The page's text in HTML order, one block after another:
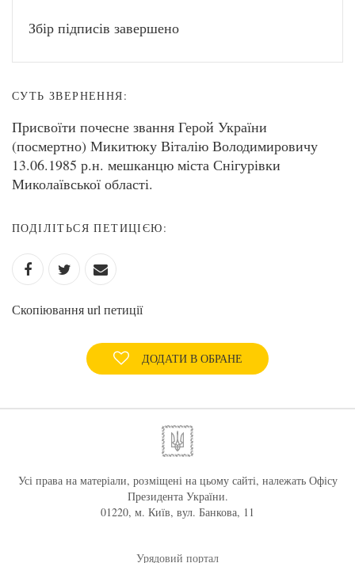
Збір підписів завершено
СУТЬ ЗВЕРНЕННЯ:
Присвоїти почесне звання Герой України
(посмертно) Микитюку Віталію Володимировичу
13.06.1985 р.н. мешканцю міста Снігурівки
Миколаївської області.
ПОДІЛІТЬСЯ ПЕТИЦІЄЮ:
Скопіювання url петиції
ДОДАТИ В ОБРАНЕ
Усі права на матеріали, розміщені на цьому сайті, належать Офісу
Президента України.
01220, м. Київ, вул. Банкова, 11
Урядовий портал